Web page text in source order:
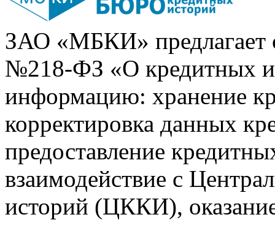
ЗАО «МБКИ» предлагает
№218-ФЗ «О кредитных
информацию: хранение
корректировка данных
предоставление
взаимодействие с
историй (ЦККИ),